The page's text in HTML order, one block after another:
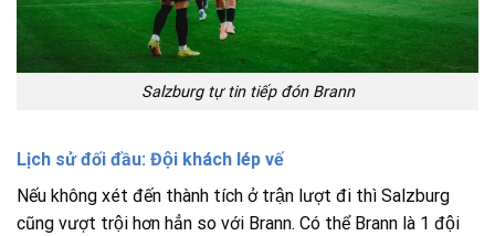
Salzburg tự tin tiếp đón Brann
Lịch sử đối đầu: Đội khách lép vế
Nếu không xét đến thành tích ở trận lượt đi thì Salzburg
cũng vượt trội hơn hẳn so với Brann. Có thể Brann là 1 đội